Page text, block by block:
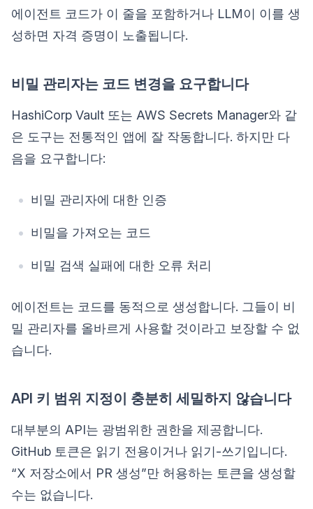
에이전트 코드가 이 줄을 포함하거나 LLM이 이를 생
성하면 자격 증명이 노출됩니다.
비밀 관리자는 코드 변경을 요구합니다
HashiCorp Vault 또는 AWS Secrets Manager와 같
은 도구는 전통적인 앱에 잘 작동합니다. 하지만 다
음을 요구합니다:
비밀 관리자에 대한 인증
비밀을 가져오는 코드
비밀 검색 실패에 대한 오류 처리
에이전트는 코드를 동적으로 생성합니다. 그들이 비
밀 관리자를 올바르게 사용할 것이라고 보장할 수 없
습니다.
API 키 범위 지정이 충분히 세밀하지 않습니다
대부분의 API는 광범위한 권한을 제공합니다.
GitHub 토큰은 읽기 전용이거나 읽기-쓰기입니다.
“X 저장소에서 PR 생성”만 허용하는 토큰을 생성할
수는 없습니다.